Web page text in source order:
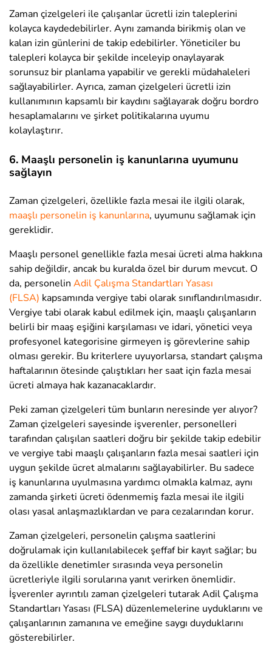
Zaman çizelgeleri ile çalışanlar ücretli izin taleplerini
kolayca kaydedebilirler. Aynı zamanda birikmiş olan ve
kalan izin günlerini de takip edebilirler. Yöneticiler bu
talepleri kolayca bir şekilde inceleyip onaylayarak
sorunsuz bir planlama yapabilir ve gerekli müdahaleleri
sağlayabilirler. Ayrıca, zaman çizelgeleri ücretli izin
kullanımının kapsamlı bir kaydını sağlayarak doğru bordro
hesaplamalarını ve şirket politikalarına uyumu
kolaylaştırır.
6. Maaşlı personelin iş kanunlarına uyumunu
sağlayın
Zaman çizelgeleri, özellikle fazla mesai ile ilgili olarak,
maaşlı personelin iş kanunlarına, uyumunu sağlamak için
gereklidir.
Maaşlı personel genellikle fazla mesai ücreti alma hakkına
sahip değildir, ancak bu kuralda özel bir durum mevcut. O
da, personelin Adil Çalışma Standartları Yasası
(FLSA) kapsamında vergiye tabi olarak sınıflandırılmasıdır.
Vergiye tabi olarak kabul edilmek için, maaşlı çalışanların
belirli bir maaş eşiğini karşılaması ve idari, yönetici veya
profesyonel kategorisine girmeyen iş görevlerine sahip
olması gerekir. Bu kriterlere uyuyorlarsa, standart çalışma
haftalarının ötesinde çalıştıkları her saat için fazla mesai
ücreti almaya hak kazanacaklardır.
Peki zaman çizelgeleri tüm bunların neresinde yer alıyor?
Zaman çizelgeleri sayesinde işverenler, personelleri
tarafından çalışılan saatleri doğru bir şekilde takip edebilir
ve vergiye tabi maaşlı çalışanların fazla mesai saatleri için
uygun şekilde ücret almalarını sağlayabilirler. Bu sadece
iş kanunlarına uyulmasına yardımcı olmakla kalmaz, aynı
zamanda şirketi ücreti ödenmemiş fazla mesai ile ilgili
olası yasal anlaşmazlıklardan ve para cezalarından korur.
Zaman çizelgeleri, personelin çalışma saatlerini
doğrulamak için kullanılabilecek şeffaf bir kayıt sağlar; bu
da özellikle denetimler sırasında veya personelin
ücretleriyle ilgili sorularına yanıt verirken önemlidir.
İşverenler ayrıntılı zaman çizelgeleri tutarak Adil Çalışma
Standartları Yasası (FLSA) düzenlemelerine uyduklarını ve
çalışanlarının zamanına ve emeğine saygı duyduklarını
gösterebilirler.